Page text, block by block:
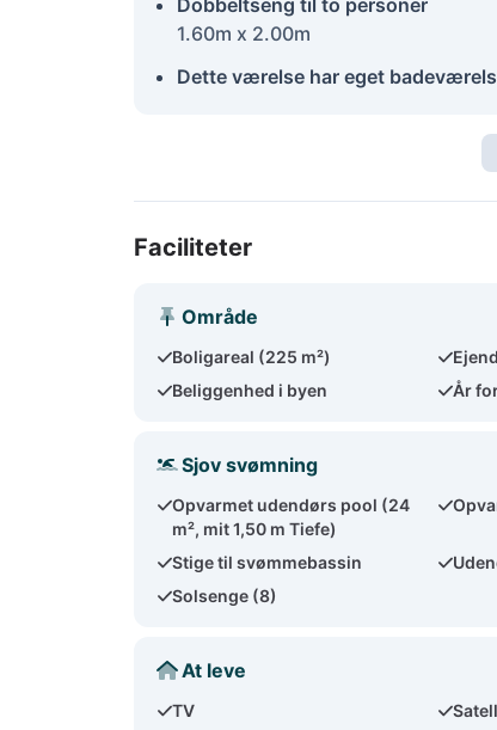
Dobbeltseng til to personer
1.60m x 2.00m
Dette værelse har eget
Faciliteter
Område
Boligareal (225 m²)
Beliggenhed i byen
År
Sjov svømning
Opvarmet udendørs pool (24
m², mit 1,50 m Tiefe)
Stige til svømmebassin
Solsenge (8)
At leve
TV